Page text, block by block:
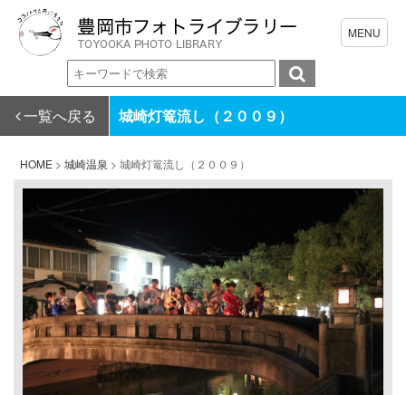
一覧へ戻る 城崎灯篭流し（２００９）
HOME > 城崎温泉 > 城崎灯篭流し（２００９）